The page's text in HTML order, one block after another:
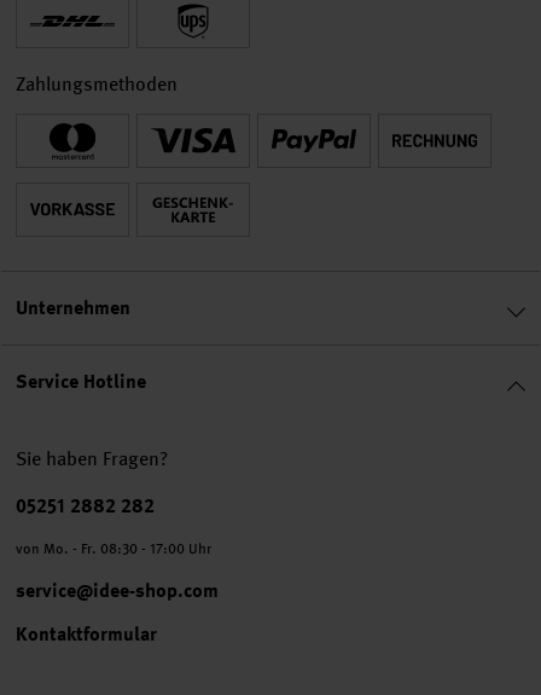
Service Hotline
Sie haben Fragen?
Telefonnummer
05251 2882 282
von Mo. - Fr. 08:30 - 17:00 Uhr
service@idee-shop.com
Kontaktformular
Zahlungsmethoden
Unternehmen